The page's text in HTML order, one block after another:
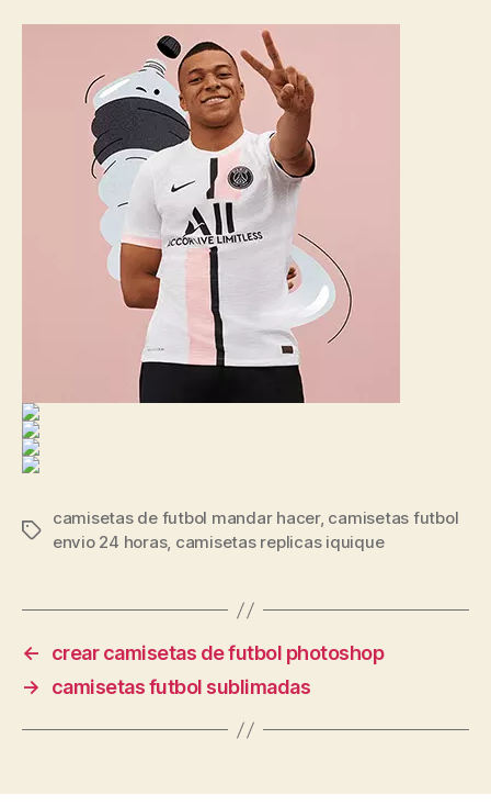
Etiquetas
camisetas de futbol mandar hacer, camisetas futbol
envio 24 horas, camisetas replicas iquique
←
crear camisetas de futbol photoshop
→
camisetas futbol sublimadas